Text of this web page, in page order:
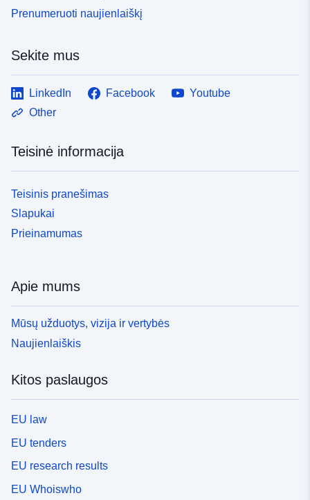
Prenumeruoti naujienlaiškį
Sekite mus
LinkedIn Facebook
Youtube
Other
Teisinė informacija
Teisinis pranešimas
Slapukai
Prieinamumas
Apie mums
Mūsų užduotys, vizija ir vertybės
Naujienlaiškis
Kitos paslaugos
EU law
EU tenders
EU research results
EU Whoiswho